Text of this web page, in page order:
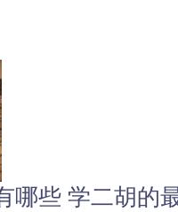
哪些 学二胡的